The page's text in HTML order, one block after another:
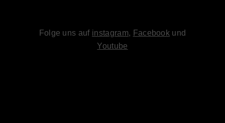
Folge uns auf instagram, Facebook und
Youtube